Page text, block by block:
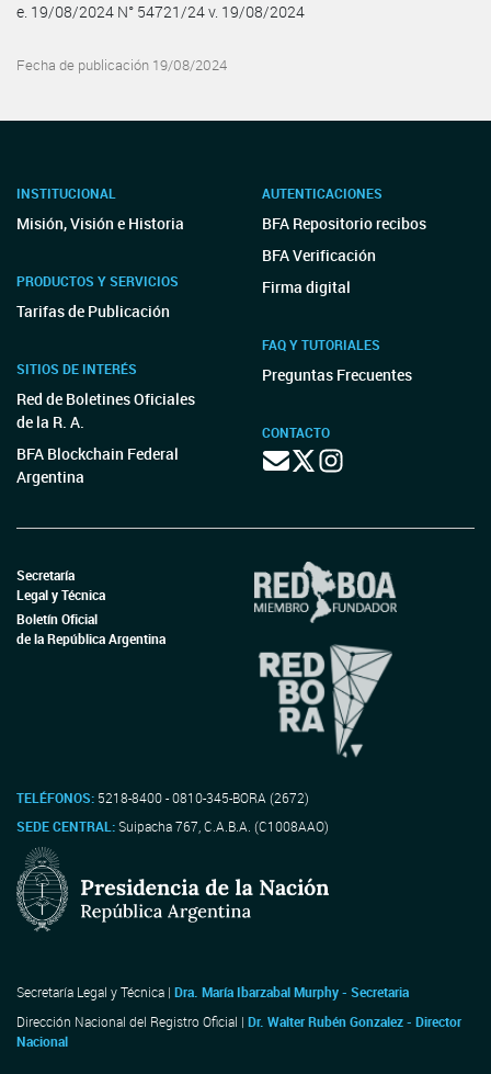
e. 19/08/2024 N° 54721/24 v. 19/08/2024
Fecha de publicación 19/08/2024
INSTITUCIONAL
Misión, Visión e Historia
PRODUCTOS Y SERVICIOS
Tarifas de Publicación
SITIOS DE INTERÉS
Red de Boletines Oficiales
de la R. A.
BFA Blockchain Federal
Argentina
AUTENTICACIONES
BFA Repositorio recibos
BFA Verificación
Firma digital
FAQ Y TUTORIALES
Preguntas Frecuentes
CONTACTO
Secretaría
Legal y Técnica
Boletín Oficial
de la República Argentina
TELÉFONOS: 5218-8400 - 0810-345-BORA (2672)
SEDE CENTRAL:Suipacha 767, C.A.B.A. (C1008AAO)
Secretaría Legal y Técnica | Dra. María Ibarzabal Murphy - Secretaria
Dirección Nacional del Registro Oficial | Dr. Walter Rubén Gonzalez - Director
Nacional